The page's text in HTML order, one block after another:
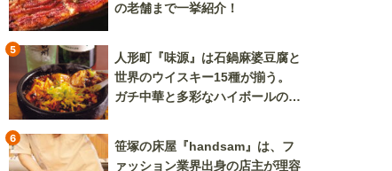
の老舗まで一挙紹介！
5
人形町『味源』は石鍋麻婆豆腐と
世界のウイスキー15種が揃う。
ガチ中華と多彩なハイボールの組
6
笹塚の床屋『handsam』は、フ
ァッション業界出身の店主が理容